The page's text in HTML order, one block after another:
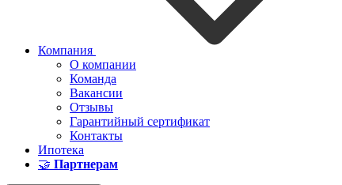
Компания
О компании
Команда
Вакансии
Отзывы
Гарантийный сертификат
Контакты
Ипотека
🤝 Партнерам